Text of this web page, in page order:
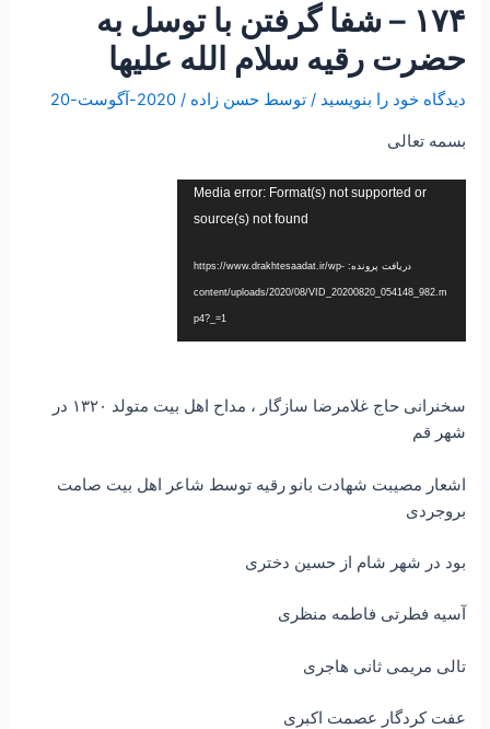
۱۷۴ – شفا گرفتن با توسل به
حضرت رقیه سلام الله علیها
دیدگاه‌ خود را بنویسید / توسطحسن زاده/2020-آگوست-20
بسمه تعالی
نمایشگرMedia error: Format(s) not supported or
source(s) not found
دریافت پرونده: https://www.drakhtesaadat.ir/wp-
content/uploads/2020/08/VID_20200820_054148_982.m
p4?_=1
سخنرانی حاج غلامرضا سازگار ، مداح اهل بیت متولد ۱۳۲۰ در
شهر قم
اشعار مصیبت شهادت بانو رقیه توسط شاعر اهل بیت صامت
بروجردی
بود در شهر شام از حسین دختری
آسیه فطرتی فاطمه منظری
تالی مریمی ثانی هاجری
عفت کردگار عصمت اکبری